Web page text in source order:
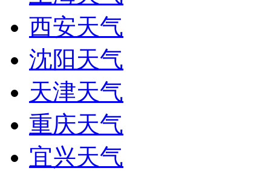
西安天气
沈阳天气
天津天气
重庆天气
宜兴天气